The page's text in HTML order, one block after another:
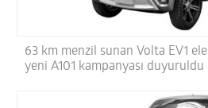
63 km menzil sunan Volta EV1
yeni A101 kampanyası duyuruldu